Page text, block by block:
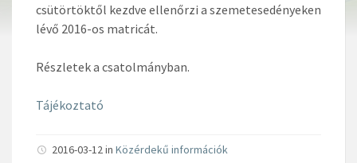
csütörtöktől kezdve ellenőrzi a szemetesedényeken
lévő 2016-os matricát.
Részletek a csatolmányban.
Tájékoztató
2016-03-12 in Közérdekű információk